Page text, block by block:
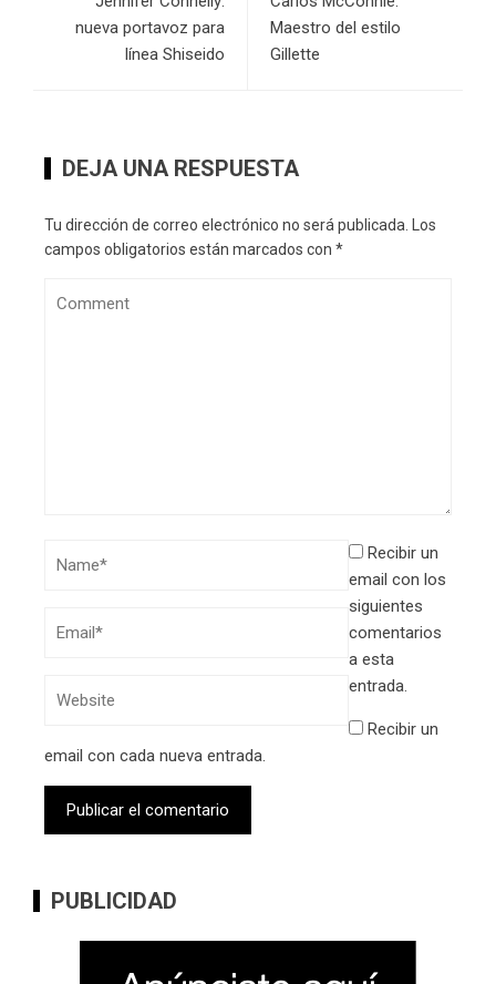
nueva portavoz para
línea Shiseido
Maestro del estilo
Gillette
DEJA UNA RESPUESTA
Tu dirección de correo electrónico no será publicada. Los
campos obligatorios están marcados con *
Recibir un
email con los
siguientes
comentarios
a esta
entrada.
Recibir un
email con cada nueva entrada.
PUBLICIDAD